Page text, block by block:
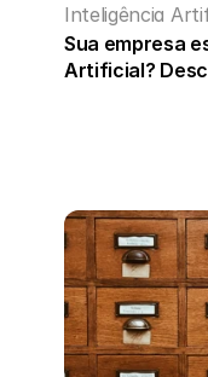
Inteligência
Sua empresa
Artificial?